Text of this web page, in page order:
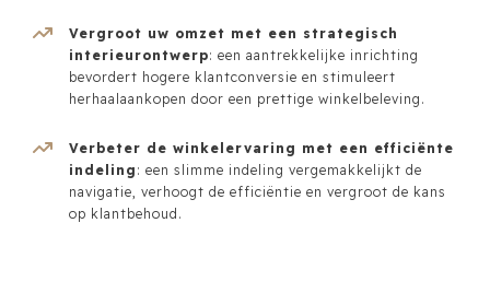
Vergroot uw omzet met een strategisch
interieurontwerp: een aantrekkelijke inrichting
bevordert hogere klantconversie en stimuleert
herhaalaankopen door een prettige winkelbeleving.
Verbeter de winkelervaring met een efficiënte
indeling : een slimme indeling vergemakkelijkt de
navigatie, verhoogt de efficiëntie en vergroot de kans
op klantbehoud.